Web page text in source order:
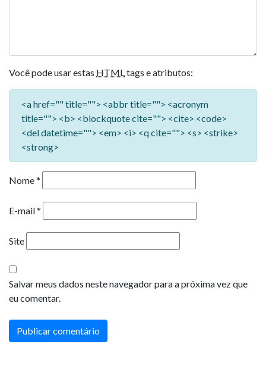
Você pode usar estas HTMLtags e atributos:
<a href="" title=""> <abbr title=""> <acronym
title=""> <b> <blockquote cite=""> <cite> <code>
<del datetime=""> <em> <i> <q cite=""> <s> <strike>
<strong>
Nome*
E-mail*
Site
Salvar meus dados neste navegador para a próxima vez que
eu comentar.